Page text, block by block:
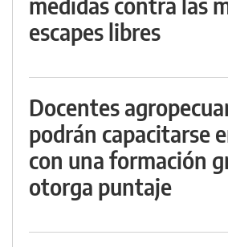
escapes libres
Docentes
podrán capacitarse
con una formación
otorga puntaje